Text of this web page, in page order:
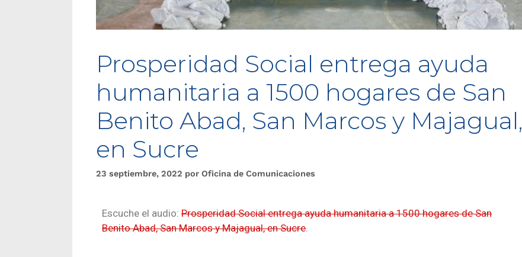
Prosperidad Social entrega ayuda
humanitaria a 1500 hogares de San
Benito Abad, San Marcos y Majagual,
en Sucre
23 septiembre, 2022 por Oficina de Comunicaciones
Escuche el audio: Prosperidad Social entrega ayuda humanitaria a 1500 hogares de San
Benito Abad, San Marcos y Majagual, en Sucre.